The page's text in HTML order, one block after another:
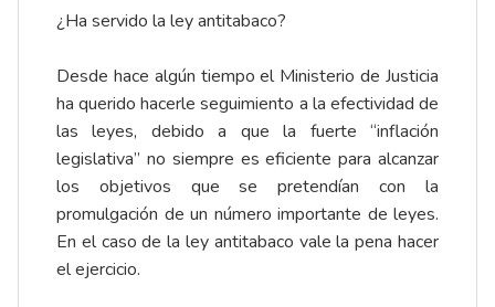
¿Ha servido la ley antitabaco?
Desde hace algún tiempo el Ministerio de Justicia
ha querido hacerle seguimiento a la efectividad de
las leyes, debido a que la fuerte “inflación
legislativa” no siempre es eficiente para alcanzar
los objetivos que se pretendían con la
promulgación de un número importante de leyes.
En el caso de la ley antitabaco vale la pena hacer
el ejercicio.